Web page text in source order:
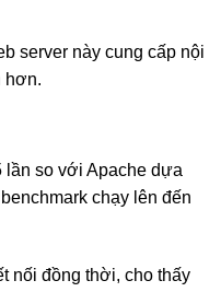
server này cung cấp nội
hơn.
lần so với Apache dựa
chạy lên đến
nối đồng thời, cho thấy